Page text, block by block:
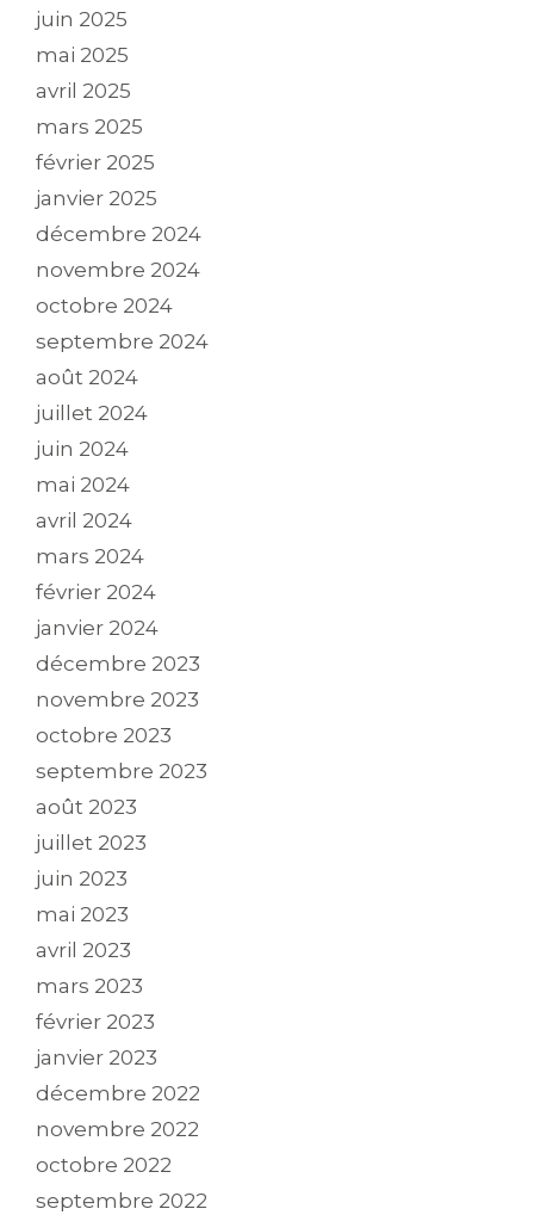
juin 2025
mai 2025
avril 2025
mars 2025
février 2025
janvier 2025
décembre 2024
novembre 2024
octobre 2024
septembre 2024
août 2024
juillet 2024
juin 2024
mai 2024
avril 2024
mars 2024
février 2024
janvier 2024
décembre 2023
novembre 2023
octobre 2023
septembre 2023
août 2023
juillet 2023
juin 2023
mai 2023
avril 2023
mars 2023
février 2023
janvier 2023
décembre 2022
novembre 2022
octobre 2022
septembre 2022